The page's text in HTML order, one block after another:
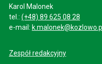
Karol Malonek
tel.: (+48) 89 625 08 28
e-mail:
Zespół redakcyjny